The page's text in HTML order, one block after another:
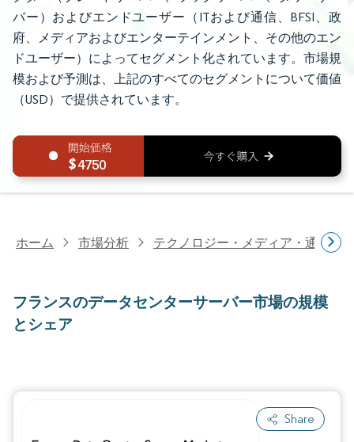
バー）およびエンドユーザー（ITおよび通信、BFSI、政
府、メディアおよびエンターテインメント、その他のエン
ドユーザー）によってセグメント化されています。市場規
模および予測は、上記のすべてのセグメントについて価値
（USD）で提供されています。
4750
ホーム 市場分析 テクノロジー・メディア・通信研
フランスのデータセンターサーバー市場の規模
とシェア
Share